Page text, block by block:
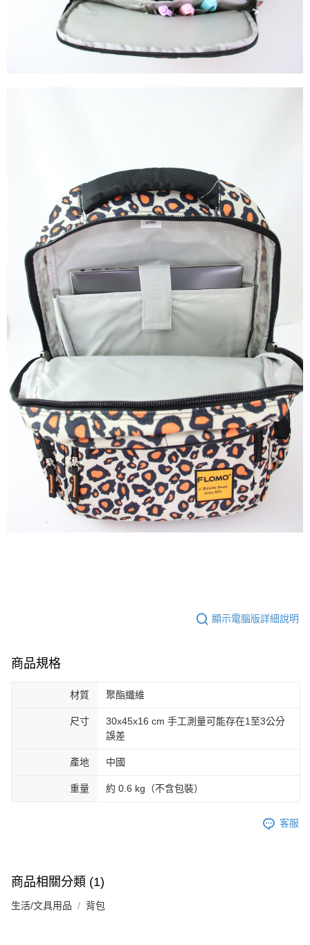
顯示電腦版詳細說明
商品規格
材質 聚酯纖維
尺寸
30x45x16 cm 手工測量可能存在1至3公分
誤差
產地 中國
重量 約 0.6 kg（不含包裝）
客服
商品相關分類 (1)
生活/文具用品 背包